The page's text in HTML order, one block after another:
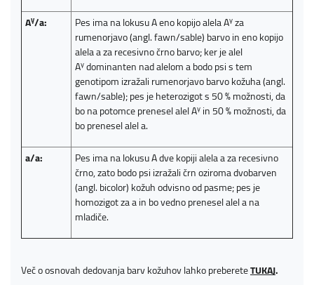
Ay/a: Pes ima na lokusu A eno kopijo alela Ayza
rumenorjavo (angl. fawn/sable) barvo in eno kopijo
alela a za recesivno črno barvo; ker je alel
Aydominanten nad alelom a bodo psi s tem
genotipom izražali rumenorjavo barvo kožuha (angl.
fawn/sable); pes je heterozigot s 50 % možnosti, da
bo na potomce prenesel alel Ay in 50 % možnosti, da
bo prenesel alel a.
a/a:
Pes ima na lokusu A dve kopiji alela a za recesivno
črno, zato bodo psi izražali črn oziroma dvobarven
(angl. bicolor) kožuh odvisno od pasme; pes je
homozigot za a in bo vedno prenesel alel a na
mladiče.
Več o osnovah dedovanja barv kožuhov lahko prebereteTUKAJ.